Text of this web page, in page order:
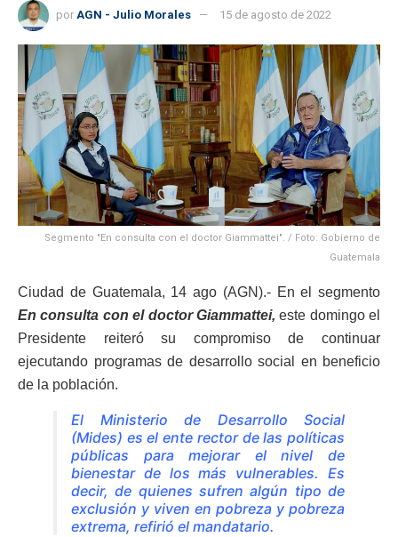
por AGN - Julio Morales 15 de agosto de 2022
Segmento "En consulta con el doctor Giammattei". / Foto: Gobierno de
Guatemala
Ciudad de Guatemala, 14 ago (AGN).- En el segmento
En consulta con el doctor Giammattei, este domingo el
Presidente reiteró su compromiso de continuar
ejecutando programas de desarrollo social en beneficio
de la población.
El Ministerio de Desarrollo Social
(Mides) es el ente rector de las políticas
públicas para mejorar el nivel de
bienestar de los más vulnerables. Es
decir, de quienes sufren algún tipo de
exclusión y viven en pobreza y pobreza
extrema, refirió el mandatario.